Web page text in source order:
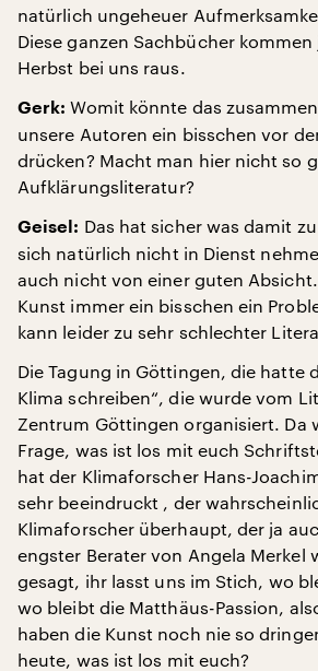
natürlich ungeheuer
Diese ganzen Sachbücher
Herbst bei uns raus.
Gerk: Womit könnte das
unsere Autoren ein bisschen vor
drücken? Macht man hier nicht so
Aufklärungsliteratur?
Geisel: Das hat sicher was damit
sich natürlich nicht in Dienst
auch nicht von einer guten
Kunst immer ein bisschen ein
kann leider zu sehr schlechter
Die Tagung in Göttingen, die hatte
Klima schreiben“, die wurde vom
Zentrum Göttingen organisiert. Da
Frage, was ist los mit euch
hat der Klimaforscher Hans-
sehr beeindruckt , der
Klimaforscher überhaupt, der ja
engster Berater von Angela Merkel
gesagt, ihr lasst uns im Stich, wo
wo bleibt die Matthäus-Passion,
haben die Kunst noch nie so
heute, was ist los mit euch?